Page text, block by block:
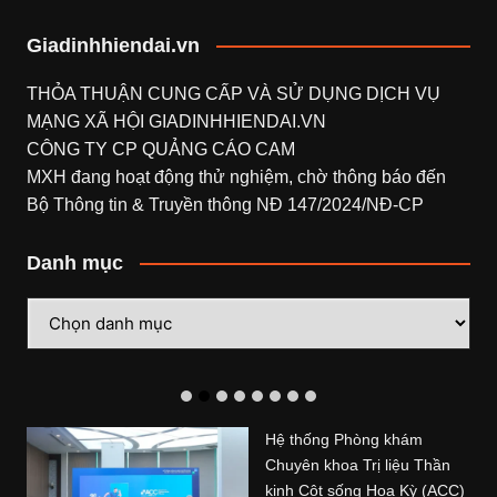
Giadinhhiendai.vn
THỎA THUẬN CUNG CẤP VÀ SỬ DỤNG DỊCH VỤ
MẠNG XÃ HỘI GIADINHHIENDAI.VN
CÔNG TY CP QUẢNG CÁO CAM
MXH đang hoạt động thử nghiệm, chờ thông báo đến
Bộ Thông tin & Truyền thông NĐ 147/2024/NĐ-CP
Danh mục
mục
Hệ thống Phòng khám
Chuyên khoa Trị liệu Thần
kinh Cột sống Hoa Kỳ (ACC)